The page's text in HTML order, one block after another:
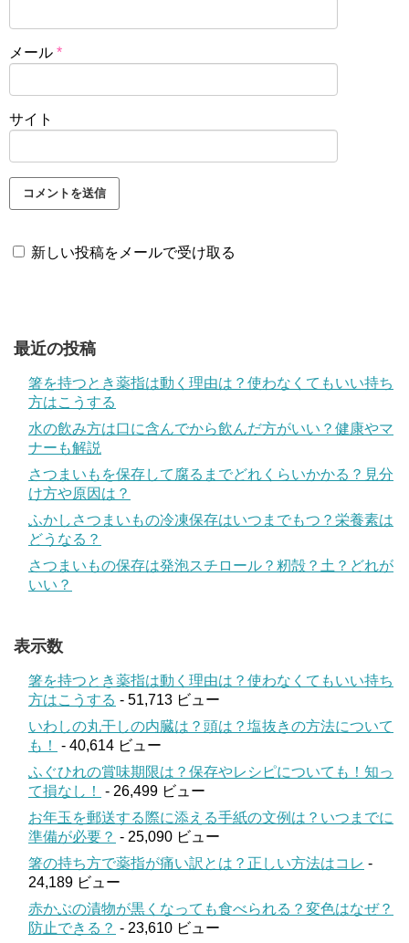
メール *
サイト
新しい投稿をメールで受け取る
最近の投稿
箸を持つとき薬指は動く理由は？使わなくてもいい持ち
方はこうする
水の飲み方は口に含んでから飲んだ方がいい？健康やマ
ナーも解説
さつまいもを保存して腐るまでどれくらいかかる？見分
け方や原因は？
ふかしさつまいもの冷凍保存はいつまでもつ？栄養素は
どうなる？
さつまいもの保存は発泡スチロール？籾殻？土？どれが
いい？
表示数
箸を持つとき薬指は動く理由は？使わなくてもいい持ち
方はこうする - 51,713 ビュー
いわしの丸干しの内臓は？頭は？塩抜きの方法について
も！
- 40,614 ビュー
ふぐひれの賞味期限は？保存やレシピについても！知っ
て損なし！
- 26,499 ビュー
お年玉を郵送する際に添える手紙の文例は？いつまでに
準備が必要？ - 25,090 ビュー
箸の持ち方で薬指が痛い訳とは？正しい方法はコレ -
24,189 ビュー
赤かぶの漬物が黒くなっても食べられる？変色はなぜ？
防止できる？ - 23,610 ビュー